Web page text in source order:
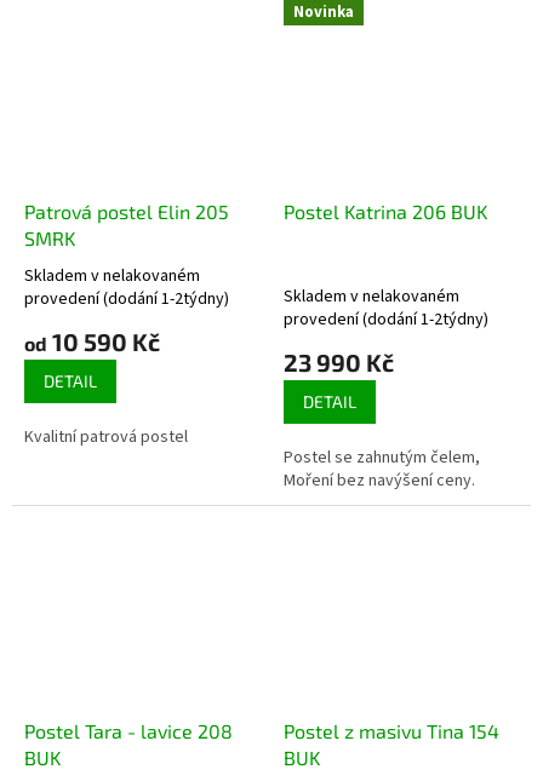
Patrová postel Elin 205
SMRK
Průměrné
hodnocení
produktu
je
z
5
hvězdiček.
Skladem v nelakovaném
provedení (dodání 1-2týdny)
od 10 590 Kč
DETAIL
Kvalitní patrová postel
Novinka
Postel Katrina 206 BUK
Skladem v nelakovaném
provedení (dodání 1-2týdny)
23 990 Kč
DETAIL
Postel se zahnutým čelem,
Moření bez navýšení ceny.
Postel Tara - lavice 208
BUK
Postel z masivu Tina 154
BUK